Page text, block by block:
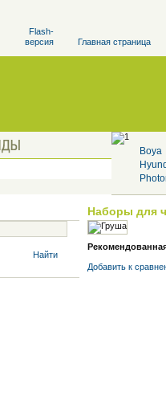
Flash-
версия
Главная страница
Boya
Найти
Наборы для
Добавить к